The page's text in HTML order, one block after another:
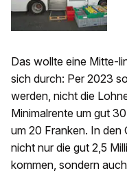
Das wollte eine Mitte-
sich durch: Per 2023
werden, nicht die
Minimalrente um gut
um 20 Franken. In den
nicht nur die gut 2,5
kommen, sondern